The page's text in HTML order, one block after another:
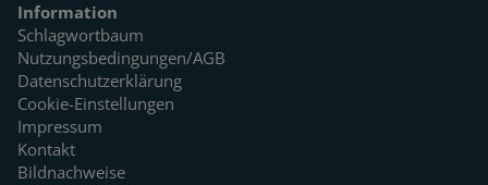
Information
Schlagwortbaum
Nutzungsbedingungen/AGB
Datenschutzerklärung
Cookie-Einstellungen
Impressum
Kontakt
Bildnachweise